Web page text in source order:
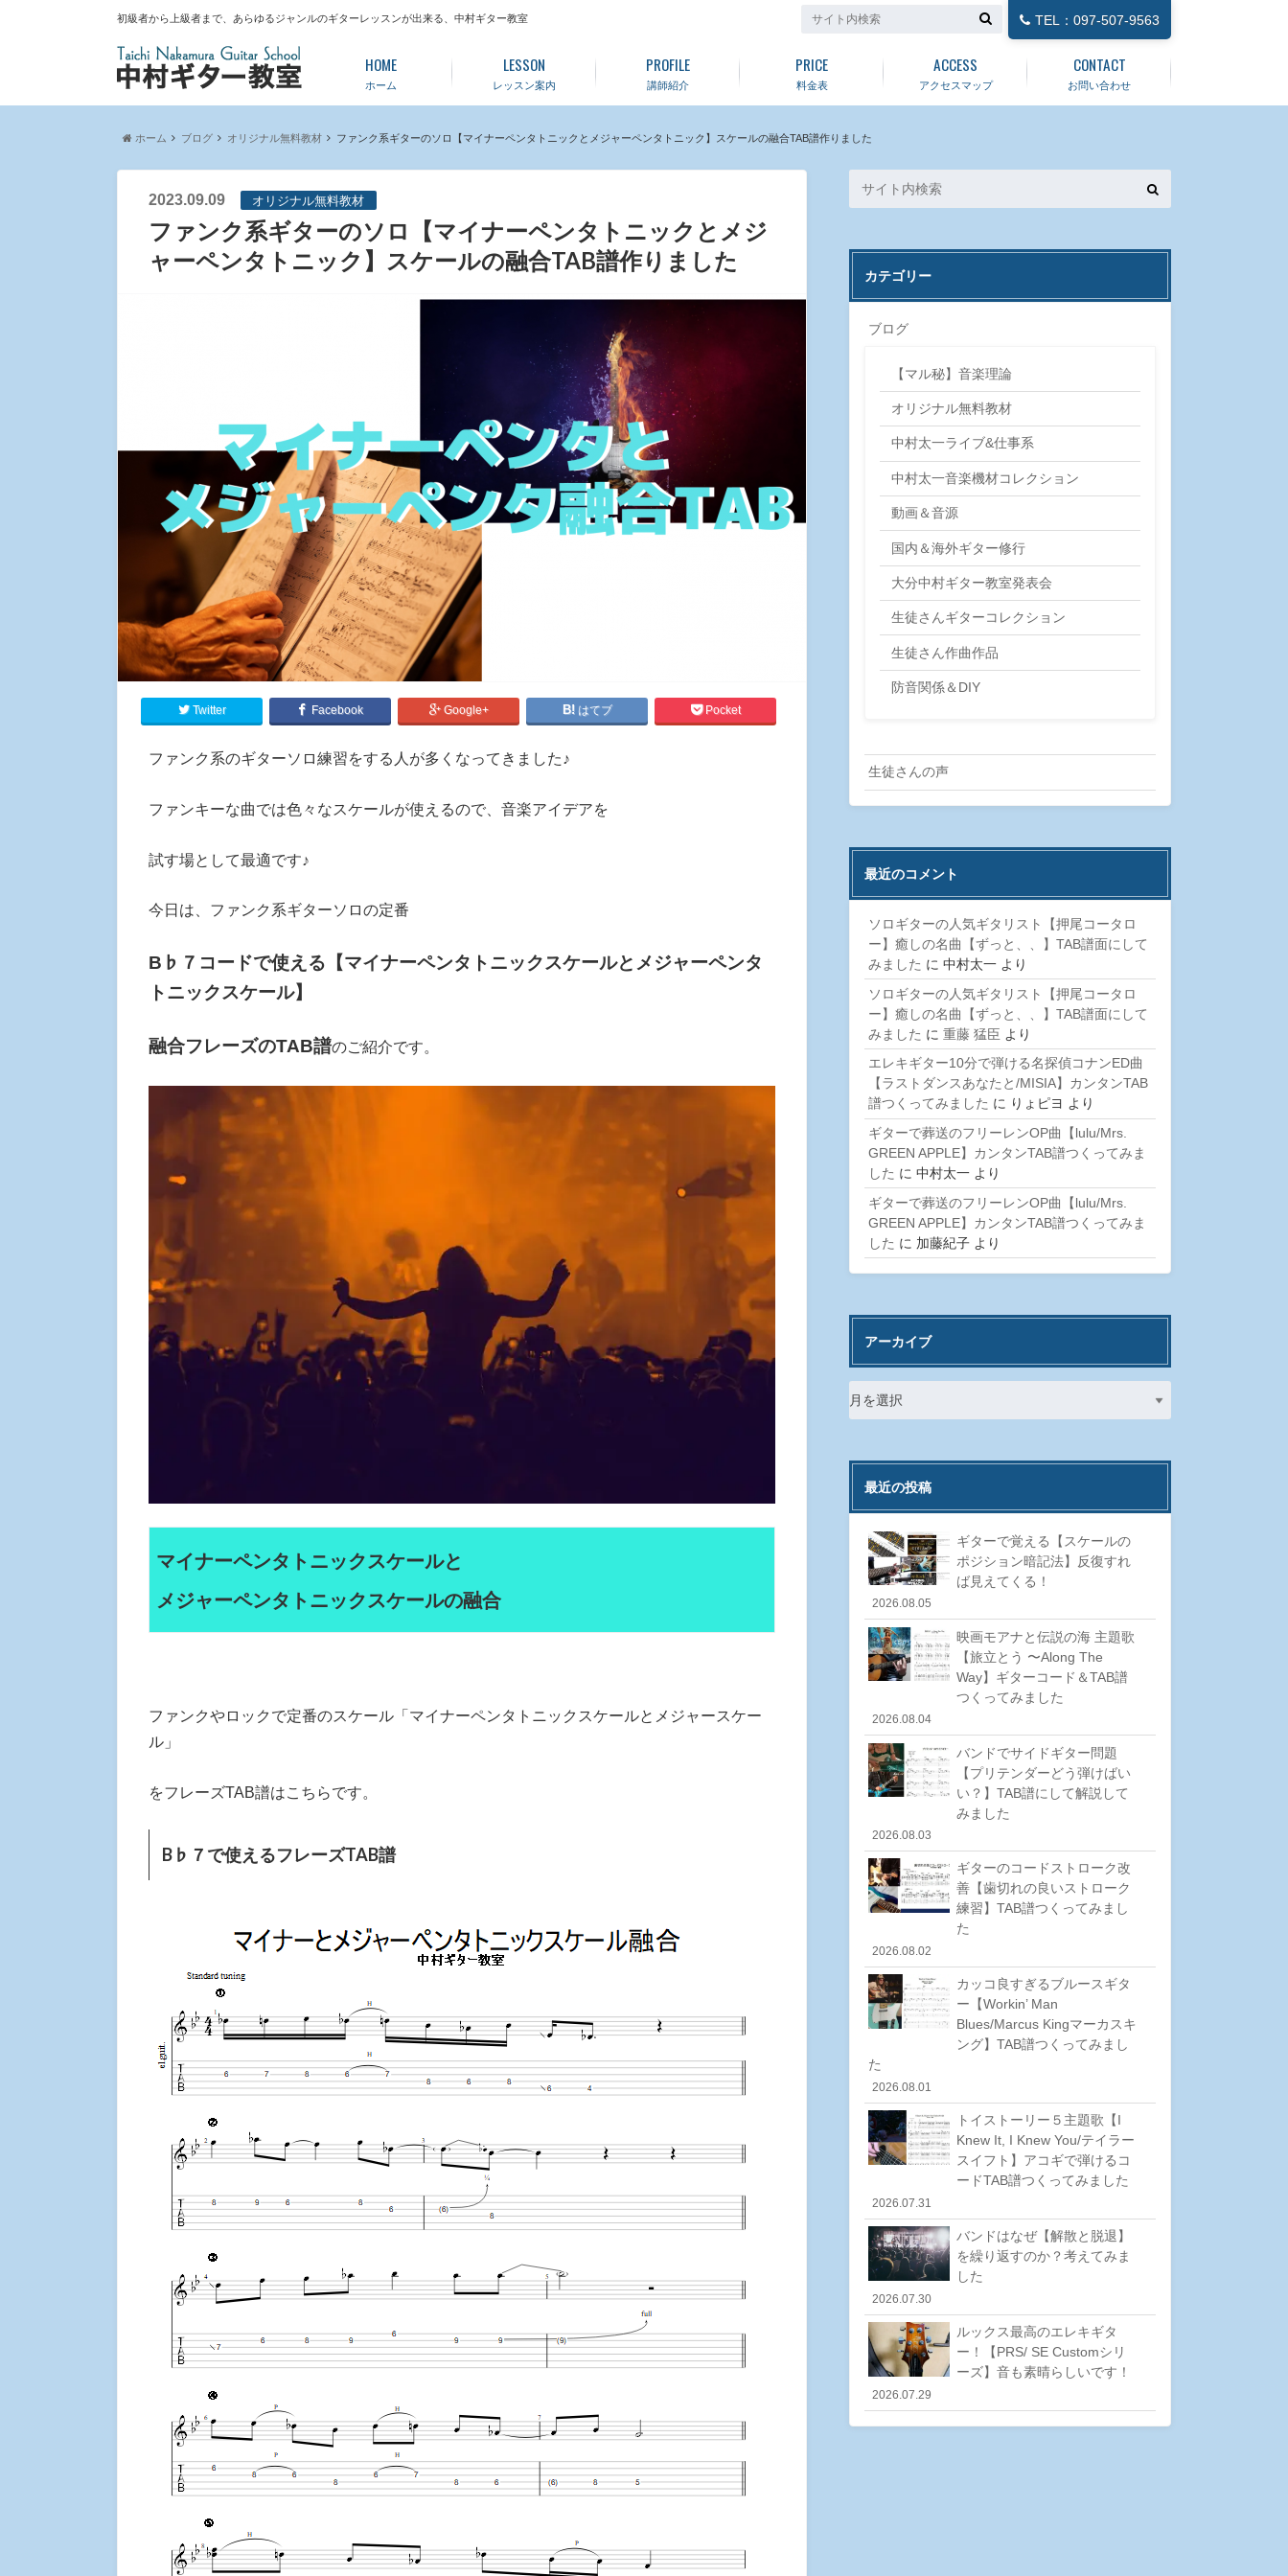
初級者から上級者まで、あらゆるジャンルのギターレッスンが出来る、中村ギター教室 TEL：097-507-9563
ホーム
HOME
レッスン案内
LESSON
講師紹介
PROFILE
料金表
PRICE
アクセスマップ
ACCESS
お問い合わせ
CONTACT
ホーム ブログ オリジナル無料教材 ファンク系ギターのソロ【マイナーペンタトニックとメジャーペンタトニック】スケールの融合TAB譜作りました
2023.09.09 オリジナル無料教材
ファンク系ギターのソロ【マイナーペンタトニックとメジ
ャーペンタトニック】スケールの融合TAB譜作りました
Twitter Facebook Google+ はてブ Pocket
ファンク系のギターソロ練習をする人が多くなってきました♪
ファンキーな曲では色々なスケールが使えるので、音楽アイデアを
試す場として最適です♪
今日は、ファンク系ギターソロの定番
B♭７コードで使える【マイナーペンタトニックスケールとメジャーペンタ
トニックスケール】
融合フレーズのTAB譜のご紹介です。
マイナーペンタトニックスケールと
メジャーペンタトニックスケールの融合
ファンクやロックで定番のスケール「マイナーペンタトニックスケールとメジャースケー
ル」
をフレーズTAB譜はこちらです。
B♭７で使えるフレーズTAB譜
カテゴリー
ブログ
【マル秘】音楽理論
オリジナル無料教材
中村太一ライブ&仕事系
中村太一音楽機材コレクション
動画＆音源
国内＆海外ギター修行
大分中村ギター教室発表会
生徒さんギターコレクション
生徒さん作曲作品
防音関係＆DIY
生徒さんの声
最近のコメント
ソロギターの人気ギタリスト【押尾コータロ
ー】癒しの名曲【ずっと、、】TAB譜面にして
みました に中村太一 より
ソロギターの人気ギタリスト【押尾コータロ
ー】癒しの名曲【ずっと、、】TAB譜面にして
みました に重藤 猛臣 より
エレキギター10分で弾ける名探偵コナンED曲
【ラストダンスあなたと/MISIA】カンタンTAB
譜つくってみました に りょピヨ より
ギターで葬送のフリーレンOP曲【lulu/Mrs.
GREEN APPLE】カンタンTAB譜つくってみま
した に中村太一 より
ギターで葬送のフリーレンOP曲【lulu/Mrs.
GREEN APPLE】カンタンTAB譜つくってみま
した に 加藤紀子 より
アーカイブ
最近の投稿
ギターで覚える【スケールの
ポジション暗記法】反復すれ
ば見えてくる！
2026.08.05
映画モアナと伝説の海 主題歌
【旅立とう 〜Along The
Way】ギターコード＆TAB譜
つくってみました
2026.08.04
バンドでサイドギター問題
【プリテンダーどう弾けばい
い？】TAB譜にして解説して
みました
2026.08.03
ギターのコードストローク改
善【歯切れの良いストローク
練習】TAB譜つくってみまし
た
2026.08.02
カッコ良すぎるブルースギタ
ー【Workin’ Man
Blues/Marcus Kingマーカスキ
ング】TAB譜つくってみまし
た
2026.08.01
トイストーリー５主題歌【I
Knew It, I Knew You/テイラー
スイフト】アコギで弾けるコ
ードTAB譜つくってみました
2026.07.31
バンドはなぜ【解散と脱退】
を繰り返すのか？考えてみま
した
2026.07.30
ルックス最高のエレキギタ
ー！【PRS/ SE Customシリ
ーズ】音も素晴らしいです！
2026.07.29